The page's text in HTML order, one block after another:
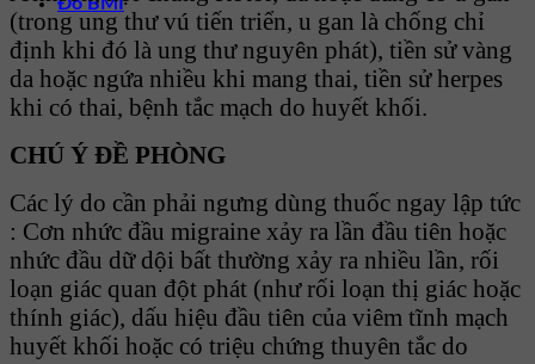
(trong ung thư vú tiến triển, u gan là chống chỉ
định khi đó là ung thư nguyên phát), tiền sử vàng
da hoặc ngứa nhiều khi mang thai, tiền sử herpes
khi có thai, bệnh tắc mạch do huyết khối.
CHÚ Ý ĐỀ PHÒNG
Các lý do cần phải ngưng dùng thuốc ngay lập tức
: Cơn nhức đầu migraine xảy ra lần đầu tiên hoặc
nhức đầu dữ dội bất thường xảy ra nhiều lần, rối
loạn giác quan đột phát (như rối loạn thị giác hoặc
thính giác), dấu hiệu đầu tiên của viêm tĩnh mạch
huyết khối hoặc có triệu chứng thuyên tắc do